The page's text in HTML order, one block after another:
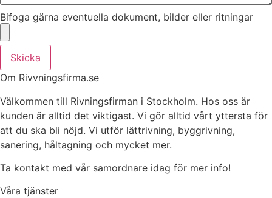
Bifoga gärna eventuella dokument, bilder eller ritningar
Skicka
Om Rivvningsfirma.se
Välkommen till Rivningsfirman i Stockholm. Hos oss är
kunden är alltid det viktigast. Vi gör alltid vårt yttersta för
att du ska bli nöjd. Vi utför lättrivning, byggrivning,
sanering, håltagning och mycket mer.
Ta kontakt med vår samordnare idag för mer info!
Våra tjänster